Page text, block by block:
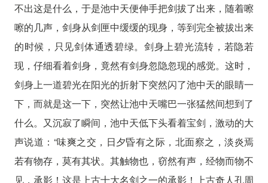
不出这是什么，于是池中天便伸手把剑拔了出来，随着嚓
嚓的几声，剑身从剑匣中缓缓的现身，等到完全被拔出来
的时候，只见剑体通透碧绿。剑身上碧光流转，若隐若
现，仔细看着剑身，竟然有剑身忽隐忽现的感觉。这时，
剑身上一道碧光在阳光的折射下突然闪了池中天的眼睛一
下，而就是这一下，突然让池中天嘴巴一张猛然间想到了
什么。又沉寂了瞬间，池中天低下头看着宝剑，激动的大
声说道：“味爽之交，日夕昏有之际，北面察之，淡炎焉
若有物存，莫有其状。其触物也，窃然有声，经物而物不
见，承影！这是上古十大名剑之一的承影！上古奇人孔周